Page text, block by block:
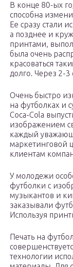
В конце 80-ых
способна
Ее сразу стали
а позднее и
принтами,
была очень
красоваться
долго. Через 2-3
Очень быстро
на футболках и
Coca-Cola
изображением
каждый
маркетинговой
клиентам
У молодежи
футболки с
музыкантов и
заказывали
Используя
Печать на
технологии